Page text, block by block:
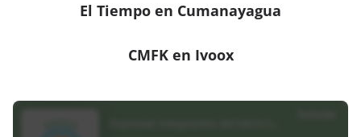
El Tiempo en Cumanayagua
CMFK en Ivoox